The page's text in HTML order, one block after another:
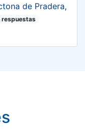
de Pradera,
respuestas